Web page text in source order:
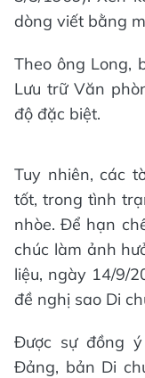
dòng viết bằng
Theo ông Long,
Lưu trữ Văn
độ đặc biệt.
Tuy nhiên, các
tốt, trong tình
nhòe. Để hạn
chúc làm ảnh
liệu, ngày 14/9/
đề nghị sao Di
Được sự đồng
Đảng, bản Di